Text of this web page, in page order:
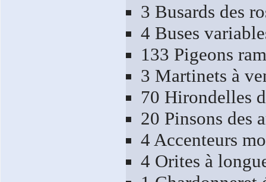
3 Busards des
4 Buses
133 Pigeons
3 Martinets à
70 Hirondelles
20 Pinsons des
4 Accenteurs
4 Orites à